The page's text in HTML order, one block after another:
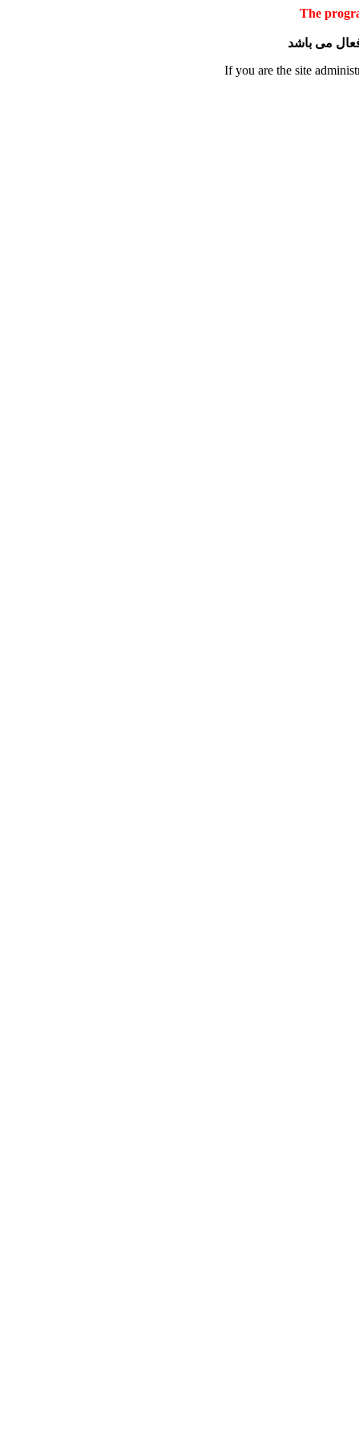
The
فعال می باشد
If you are the site